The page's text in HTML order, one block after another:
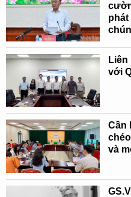
phát
Liên
với
Cần
và